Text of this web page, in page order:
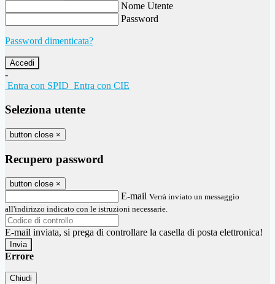
Nome Utente
Password
Password dimenticata?
-
Entra con SPID Entra con CIE
Seleziona utente
button close ×
Recupero password
button close ×
E-mail Verrà inviato un messaggio
all'indirizzo indicato con le istruzioni necessarie.
E-mail inviata, si prega di controllare la casella di posta elettronica!
Errore
Chiudi